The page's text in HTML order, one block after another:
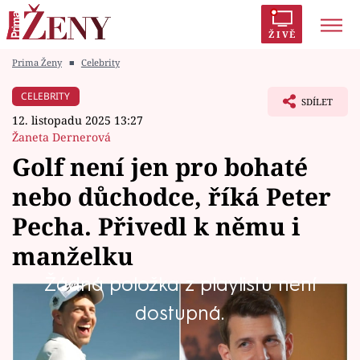
ŽIVĚ
Módní alarm
Témata
Celebrity
Vztahy
Seriály
Prima Ženy ■ Celebrity
CELEBRITY
12. listopadu 2025 13:27
Žaneta Dernerová
SDÍLET
Golf není jen pro bohaté
nebo důchodce, říká Peter
Pecha. Přivedl k němu i
manželku
Žádná položka z playlistu není
dostupná.
Herec a zpěvák Peter Pecha se může pyšnit
vyrýsovanou postavou, kterou obdivují nejen
fanynky oblíbeného seriálu, v němž se